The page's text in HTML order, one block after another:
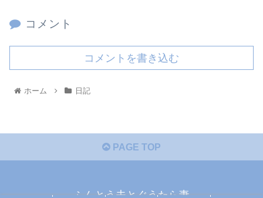
コメント
コメントを書き込む
ホーム 日記
PAGE TOP
ふんとう夫とぐうたら妻